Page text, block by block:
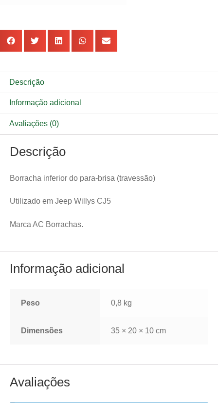
Descrição
Informação adicional
Avaliações (0)
Descrição
Borracha inferior do para-brisa (travessão)
Utilizado em Jeep Willys CJ5
Marca AC Borrachas.
Informação adicional
Peso 0,8 kg
Dimensões 35 × 20 × 10 cm
Avaliações